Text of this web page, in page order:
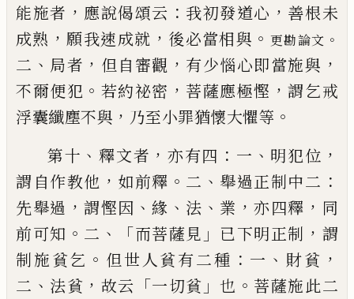
能施者 ， 應說偈頌云 ： 我初發道心 ， 善根未
成熟 ， 願我速成就 ， 後必當相與 。 更勘論文 。
二 、 局者 ， 但自審觀 ， 有少惱心即當施與 ，
不爾便犯 。 若約祕密 ， 菩薩應極慳 ，謂乞戒
浮囊纖塵不與 ， 乃至小罪猶懷大懼等 。
第十 、釋文者 ，亦有四 ： 一 、 明犯位 ，
謂自作教他 ， 如前釋 。 二 、 舉過正制中二 ：
先舉過 ，謂慳因 、 緣 、 法 、 業 ，亦四釋 ， 同
前可知 。 二 、「而菩薩見 」 已下明正制 ， 謂
制施貧乞 。 但世人貧有二種 ： 一 、 財貧 ，
二 、 法貧 ， 故云 「一切貧 」也 。 菩薩施此二